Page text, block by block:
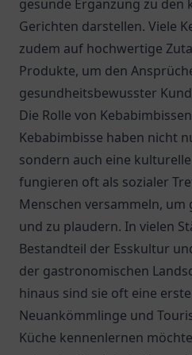
gesunde Ergänzung zu den
Gerichten darstellen. Viele
zudem auf hochwertige
Produkte, um den
gesundheitsbewusster
Die Rolle von
Kebabimbisse haben nicht
sondern auch eine
fungieren oft als sozialer
Menschen versammeln, um
und zu plaudern. In vielen
Bestandteil der Esskultur
der gastronomischen
hinaus sind sie oft eine
Neuankömmlinge und
Küche kennenlernen